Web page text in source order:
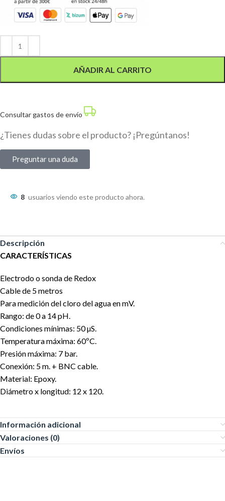
AÑADIR AL CARRITO
Consultar gastos de envío
¿Tienes dudas sobre el producto? ¡Pregúntanos!
Preguntar una duda
8 usuarios viendo este producto ahora.
Descripción
CARACTERÍSTICAS
Electrodo o sonda de Redox
Cable de 5 metros
Para medición del cloro del agua en mV.
Rango: de 0 a 14 pH.
Condiciones mínimas: 50 µS.
Temperatura máxima: 60ºC.
Presión máxima: 7 bar.
Conexión: 5 m. + BNC cable.
Material: Epoxy.
Diámetro x longitud: 12 x 120.
Información adicional
Valoraciones (0)
Envíos